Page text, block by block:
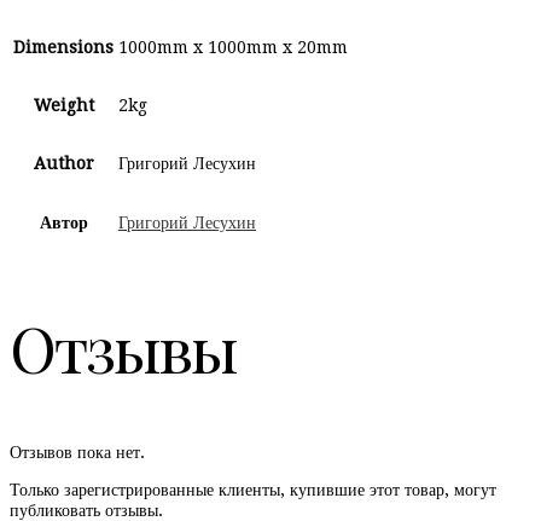
Dimensions 1000mm x 1000mm x 20mm
Weight 2kg
Author Григорий Лесухин
Автор Григорий Лесухин
Отзывы
Отзывов пока нет.
Только зарегистрированные клиенты, купившие этот товар, могут
публиковать отзывы.